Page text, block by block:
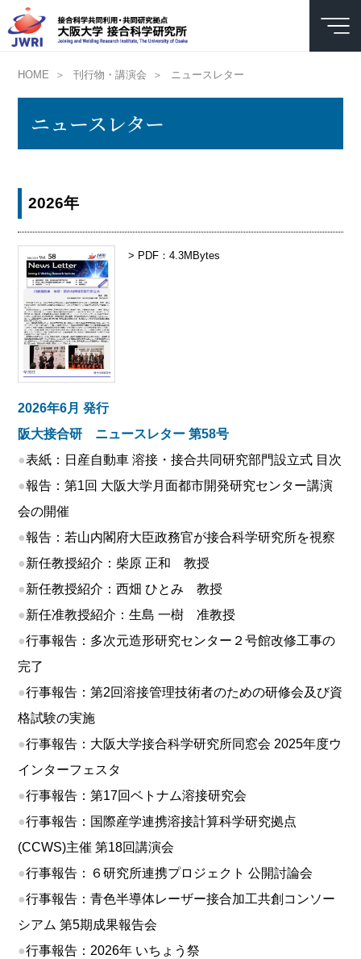
HOME ＞ 刊行物・講演会 ＞ ニュースレター
ニュースレター
2026年
> PDF：4.3MBytes
2026年6月 発行
阪大接合研 ニュースレター 第58号
●表紙：日産自動車 溶接・接合共同研究部門設立式 目次
●報告：第1回 大阪大学月面都市開発研究センター講演
会の開催
●報告：若山内閣府大臣政務官が接合科学研究所を視察
●新任教授紹介：柴原 正和 教授
●新任教授紹介：西畑 ひとみ 教授
●新任准教授紹介：生島 一樹 准教授
●行事報告：多次元造形研究センター２号館改修工事の
完了
●行事報告：第2回溶接管理技術者のための研修会及び資
格試験の実施
●行事報告：大阪大学接合科学研究所同窓会 2025年度ウ
インターフェスタ
●行事報告：第17回ベトナム溶接研究会
●行事報告：国際産学連携溶接計算科学研究拠点
(CCWS)主催 第18回講演会
●行事報告：６研究所連携プロジェクト 公開討論会
●行事報告：青色半導体レーザー接合加工共創コンソー
シアム 第5期成果報告会
●行事報告：2026年 いちょう祭